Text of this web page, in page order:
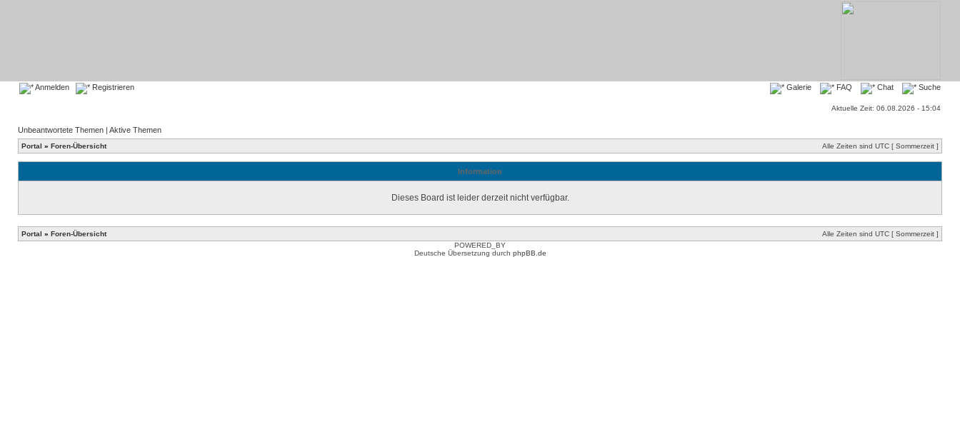
Anmelden Registrieren Galerie FAQ Chat Suche
Aktuelle Zeit: 06.08.2026 - 15:04
Unbeantwortete Themen | Aktive Themen
Portal » Foren-Übersicht Alle Zeiten sind UTC [ Sommerzeit ]
Information
Dieses Board ist leider derzeit nicht verfügbar.
Portal » Foren-Übersicht
Alle Zeiten sind UTC [ Sommerzeit ]
POWERED_BY
Deutsche Übersetzung durch phpBB.de